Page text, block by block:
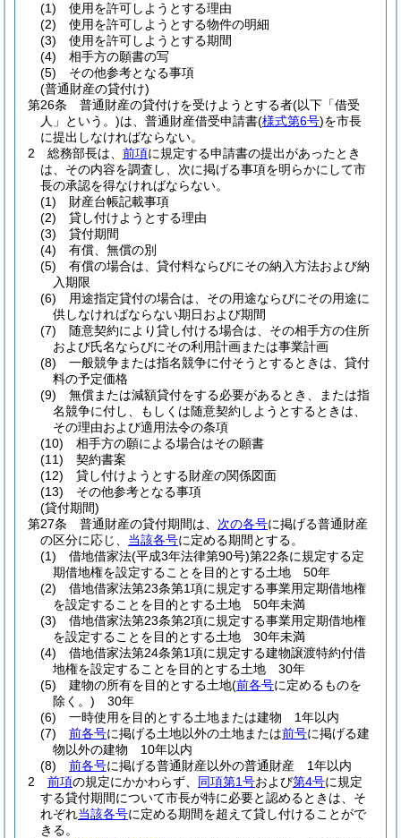
(1)
使用を許可しようとする理由
(2)
使用を許可しようとする物件の明細
(3)
使用を許可しようとする期間
(4)
相手方の願書の写
(5)
その他参考となる事項
(普通財産の貸付け)
第26条
普通財産の貸付けを受けようとする者(以下「借受
人」という。)は、普通財産借受申請書(様式第6号)を市長
に提出しなければならない。
2
総務部長は、 前項に規定する申請書の提出があったとき
は、その内容を調査し、次に掲げる事項を明らかにして市
長の承認を得なければならない。
(1)
財産台帳記載事項
(2)
貸し付けようとする理由
(3)
貸付期間
(4)
有償、無償の別
(5)
有償の場合は、貸付料ならびにその納入方法および納
入期限
(6)
用途指定貸付の場合は、その用途ならびにその用途に
供しなければならない期日および期間
(7)
随意契約により貸し付ける場合は、その相手方の住所
および氏名ならびにその利用計画または事業計画
(8)
一般競争または指名競争に付そうとするときは、貸付
料の予定価格
(9)
無償または減額貸付をする必要があるとき、または指
名競争に付し、もしくは随意契約しようとするときは、
その理由および適用法令の条項
(10)
相手方の願による場合はその願書
(11)
契約書案
(12)
貸し付けようとする財産の関係図面
(13)
その他参考となる事項
(貸付期間)
第27条
普通財産の貸付期間は、 次の各号に掲げる普通財産
の区分に応じ、 当該各号に定める期間とする。
(1)
借地借家法(平成3年法律第90号)第22条に規定する定
期借地権を設定することを目的とする土地 50年
(2)
借地借家法第23条第1項に規定する事業用定期借地権
を設定することを目的とする土地 50年未満
(3)
借地借家法第23条第2項に規定する事業用定期借地権
を設定することを目的とする土地 30年未満
(4)
借地借家法第24条第1項に規定する建物譲渡特約付借
地権を設定することを目的とする土地 30年
(5)
建物の所有を目的とする土地(前各号に定めるものを
除く。) 30年
(6)
一時使用を目的とする土地または建物 1年以内
(7)
前各号に掲げる土地以外の土地または前号に掲げる建
物以外の建物 10年以内
(8)
前各号に掲げる普通財産以外の普通財産 1年以内
2
前項の規定にかかわらず、 同項第1号および第4号に規定
する貸付期間について市長が特に必要と認めるときは、そ
れぞれ当該各号に定める期間を超えて貸し付けることがで
きる。